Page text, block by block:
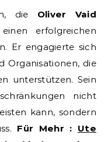
die Oliver Vaid
erfolgreichen
Er engagierte sich
Organisationen, die
unterstützen. Sein
nicht
kann, sondern
Für Mehr : Ute